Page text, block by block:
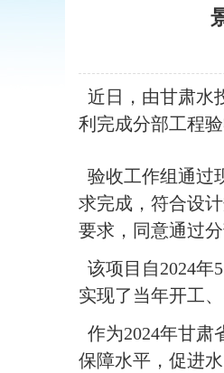
近日，由甘肃水
利完成分部工程验
验收工作组通过
求完成，符合设
要求，同意通过分
该项目自2024年
实现了当年开工
作为2024年甘肃
保障水平，促进